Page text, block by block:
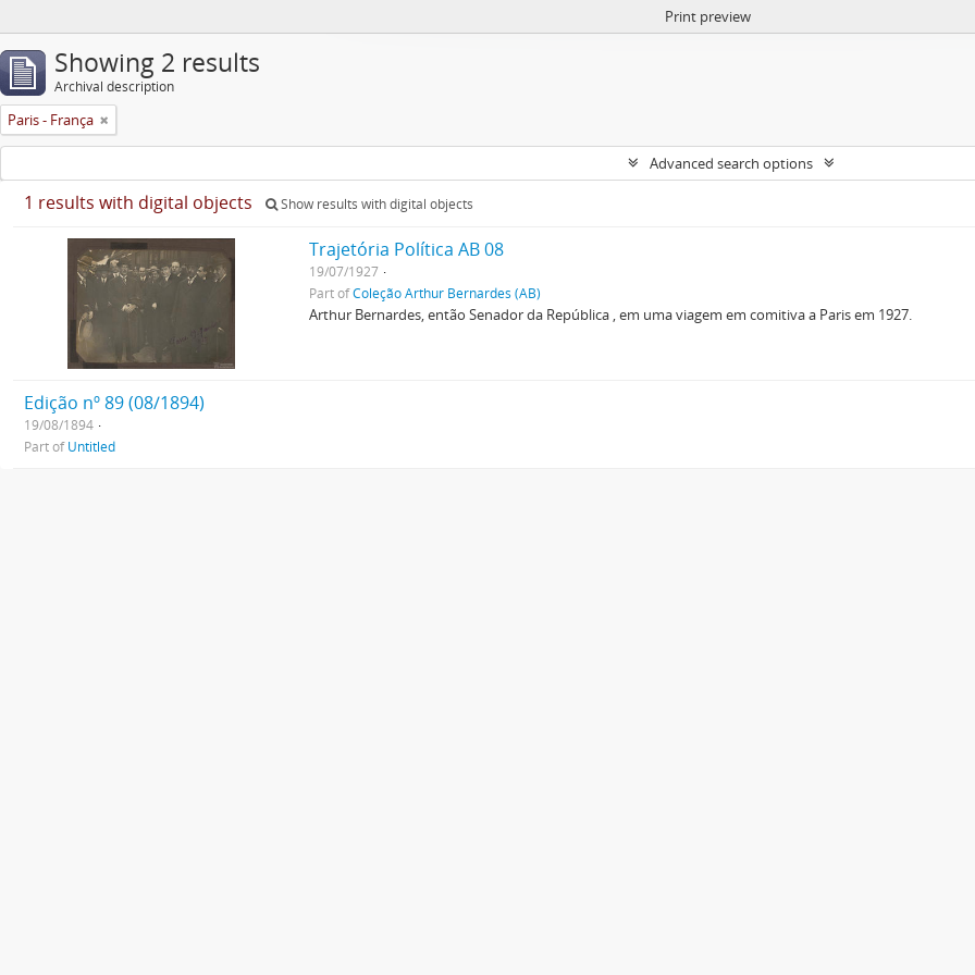
Print preview
Showing 2 results
Archival description
Paris - França
Advanced search options
1 results with digital objects Show results with digital objects
Trajetória Política AB 08
19/07/1927
Part ofColeção Arthur Bernardes (AB)
Arthur Bernardes, então Senador da República , em uma viagem em comitiva a Paris em 1927.
Edição nº 89 (08/1894)
19/08/1894
Part ofUntitled